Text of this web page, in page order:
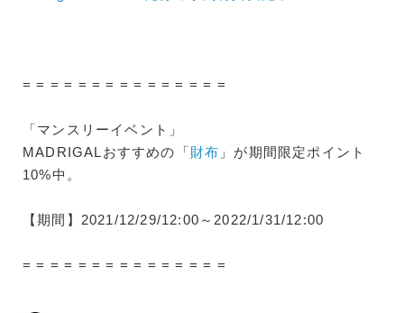
= = = = = = = = = = = = = = =
「マンスリーイベント」
MADRIGALおすすめの「財布 」が期間限定ポイント
10%中。
【期間】2021/12/29/12:00～2022/1/31/12:00
= = = = = = = = = = = = = = =